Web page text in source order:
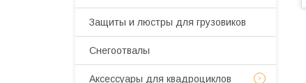
Защиты и люстры для грузовиков
Снегоотвалы
Аксессуары для квадроциклов